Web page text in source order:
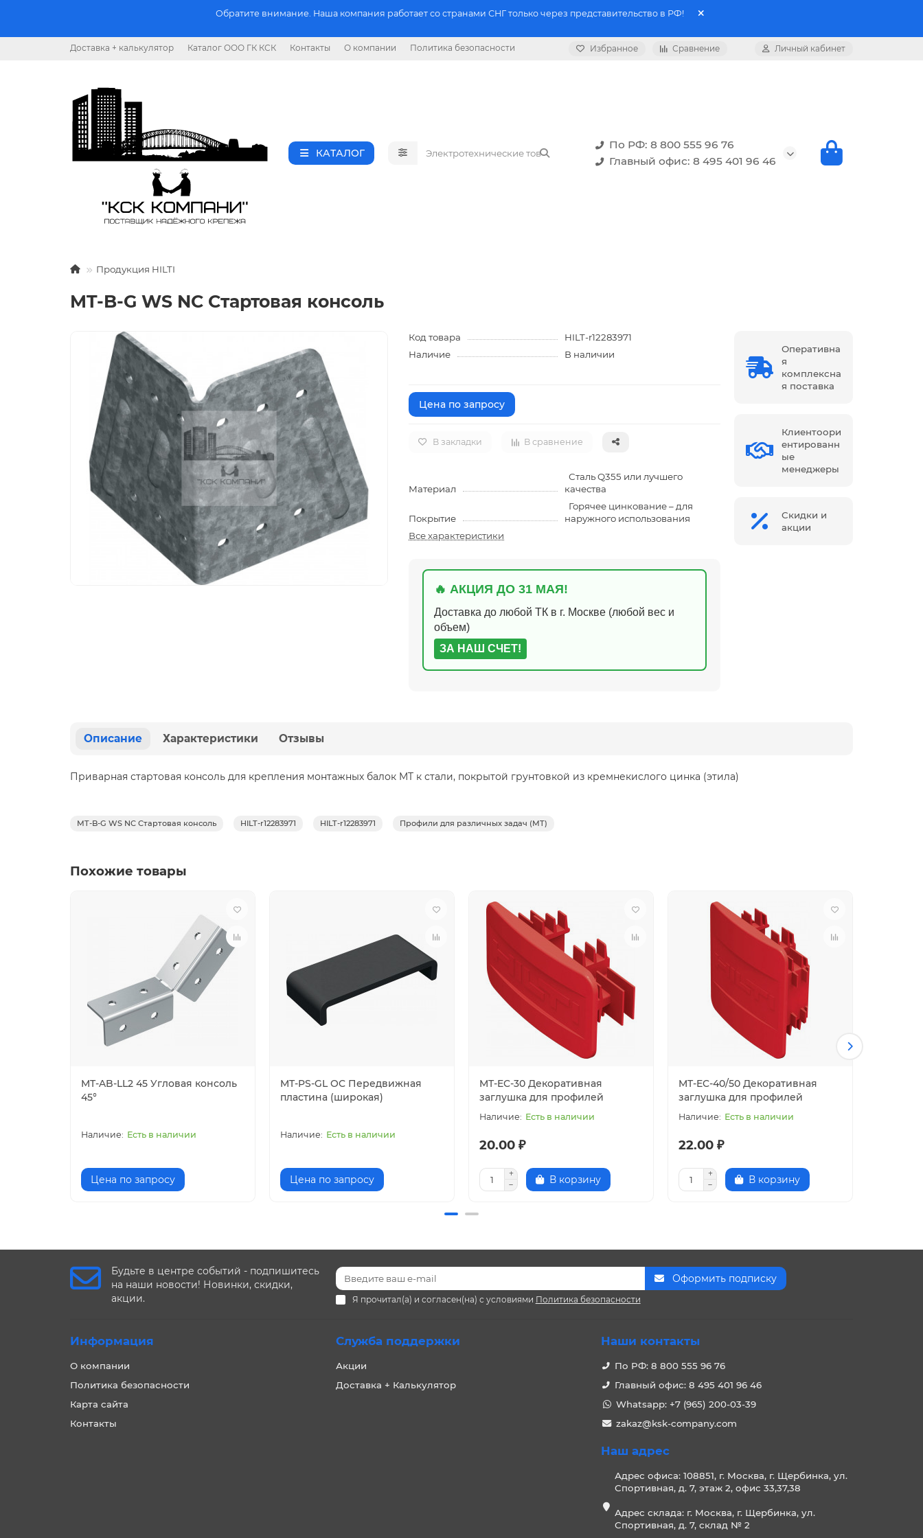
Обратите внимание. Наша компания работает со странами СНГ только через представительство в РФ!
Доставка + калькулятор Каталог ООО ГК КСК Контакты О компании Политика безопасности Избранное Сравнение Личный кабинет
КАТАЛОГ
По РФ: 8 800 555 96 76
Главный офис: 8 495 401 96 46
Продукция HILTI
MT-B-G WS NC Стартовая консоль
Код товара
HILT-r12283971
Наличие
В наличии
Цена по запросу
В закладки В сравнение
Материал
Сталь Q355 или лучшего
качества
Покрытие
Горячее цинкование – для
наружного использования
Все характеристики
🔥 АКЦИЯ ДО 31 МАЯ!
Доставка до любой ТК в г. Москве (любой вес и
объем)
ЗА НАШ СЧЕТ!
Оперативна
я
комплексна
я поставка
Клиентоори
ентированн
ые
менеджеры
Скидки и
акции
Описание Характеристики Отзывы
Приварная стартовая консоль для крепления монтажных балок MT к стали, покрытой грунтовкой из кремнекислого цинка (этила)
MT-B-G WS NC Стартовая консоль HILT-r12283971 HILT-r12283971 Профили для различных задач (MT)
Похожие товары
MT-AB-LL2 45 Угловая консоль
45°
Есть в наличии
Цена по запросу
MT-PS-GL OC Передвижная
пластина (широкая)
Есть в наличии
Цена по запросу
MT-EC-30 Декоративная
заглушка для профилей
Есть в наличии
20.00 ₽
В корзину
MT-EC-40/50 Декоративная
заглушка для профилей
Есть в наличии
22.00 ₽
В корзину
Будьте в центре событий - подпишитесь
на наши новости! Новинки, скидки,
акции.
Оформить подписку
Я прочитал(а) и согласен(на) с условиями Политика безопасности
Информация
О компании
Политика безопасности
Карта сайта
Контакты
Служба поддержки
Акции
Доставка + Калькулятор
Наши контакты
По РФ: 8 800 555 96 76
Главный офис: 8 495 401 96 46
Whatsapp: +7 (965) 200-03-39
zakaz@ksk-company.com
Наш адрес
Адрес офиса: 108851, г. Москва, г. Щербинка, ул.
Спортивная, д. 7, этаж 2, офис 33,37,38
Адрес склада: г. Москва, г. Щербинка, ул.
Спортивная, д. 7, склад № 2